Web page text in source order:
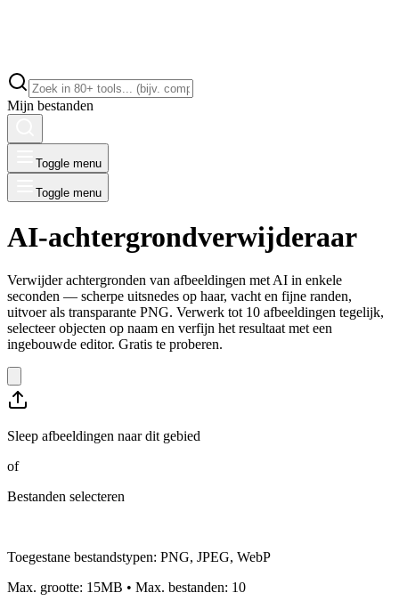
Mijn bestanden
Toggle menu
Toggle menu
AI-achtergrondverwijderaar
Verwijder achtergronden van afbeeldingen met AI in enkele
seconden — scherpe uitsnedes op haar, vacht en fijne randen,
uitvoer als transparante PNG. Verwerk tot 10 afbeeldingen tegelijk,
selecteer objecten op naam en verfijn het resultaat met een
ingebouwde editor. Gratis te proberen.
Sleep afbeeldingen naar dit gebied
of
Bestanden selecteren
Toegestane bestandstypen: PNG, JPEG, WebP
Max. grootte: 15MB • Max. bestanden: 10